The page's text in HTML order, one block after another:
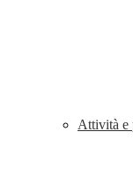
Attività e